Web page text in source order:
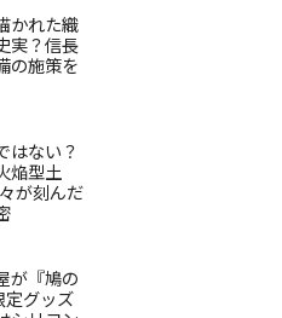
かれた織
実？信長
の施策を
はない？
焔型土
が刻んだ
が『鳩の
定グッズ